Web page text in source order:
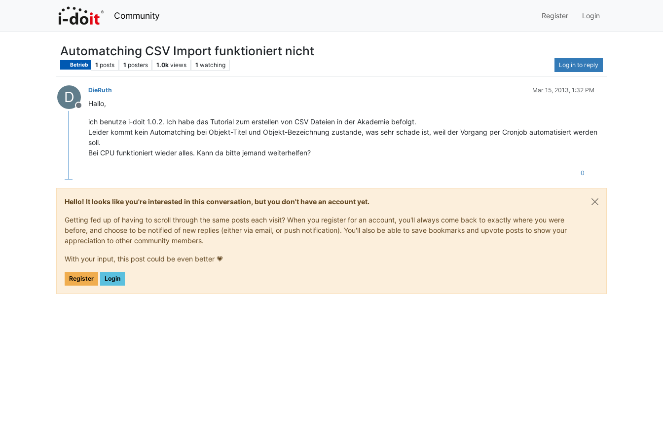
Community Register Login
Automatching CSV Import funktioniert nicht
Betrieb 1 posts 1 posters 1.0k views 1 watching Log in to reply
D
Offline
DieRuth Mar 15, 2013, 1:32 PM
Hallo,
ich benutze i-doit 1.0.2. Ich habe das Tutorial zum erstellen von CSV Dateien in der Akademie befolgt.
Leider kommt kein Automatching bei Objekt-Titel und Objekt-Bezeichnung zustande, was sehr schade ist, weil der Vorgang per Cronjob automatisiert werden
soll.
Bei CPU funktioniert wieder alles. Kann da bitte jemand weiterhelfen?
0
Hello! It looks like you're interested in this conversation, but you don't have an account yet.
Getting fed up of having to scroll through the same posts each visit? When you register for an account, you'll always come back to exactly where you were
before, and choose to be notified of new replies (either via email, or push notification). You'll also be able to save bookmarks and upvote posts to show your
appreciation to other community members.
With your input, this post could be even better 💗
Register Login